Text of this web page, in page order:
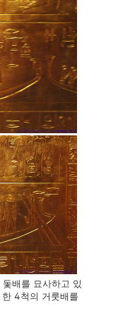
배를 묘사하고 있
4척의 거룻배를